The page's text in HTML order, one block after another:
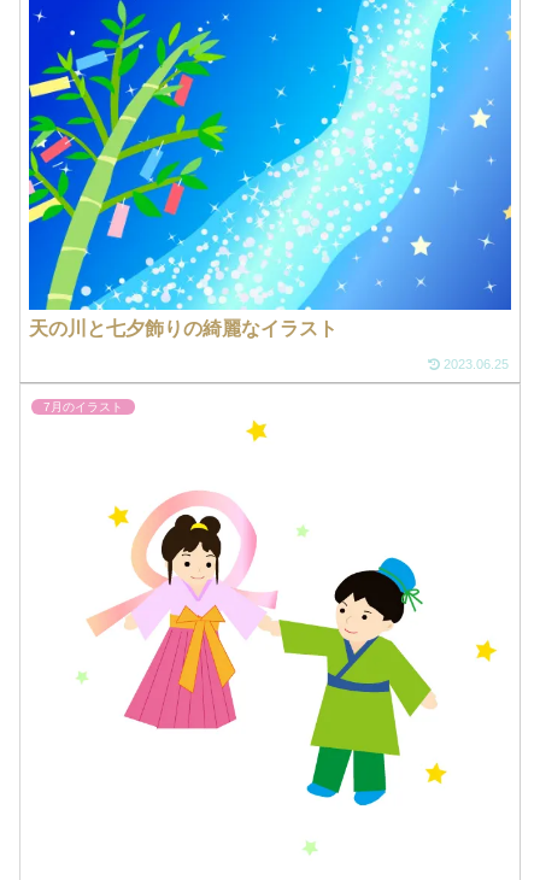
天の川と七夕飾りの綺麗なイラスト
2023.06.25
7月のイラスト